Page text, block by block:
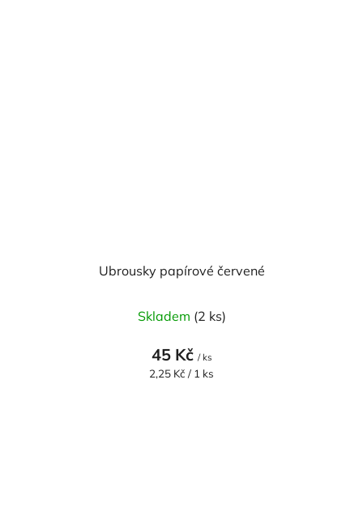
Ubrousky papírové červené
Skladem (2 ks)
45 Kč / ks
Měrná
2,25 Kč / 1 ks